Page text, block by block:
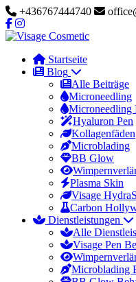
+436767444740
Startseite
Blog
Alle Beiträge
Microneedling
Microneedling
Hyaluron Pen
Kollagenfäden
Microblading
BB Glow
Plasma Skin
Visage
Carbon
Dienstleistungen
Alle
Visage Pen
Microblading